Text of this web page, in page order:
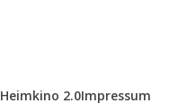
Heimkino 2.0Impressum